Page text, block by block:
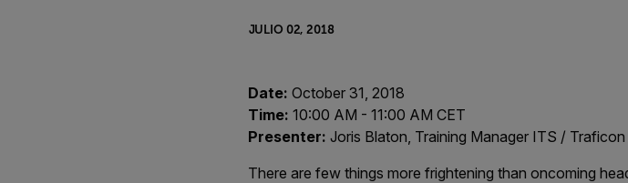
JULIO 02, 2018
Date: October 31, 2018
Time: 10:00 AM - 11:00 AM CET
Presenter: Joris Blaton, Training Manager ITS /
There are few things more frightening than oncoming